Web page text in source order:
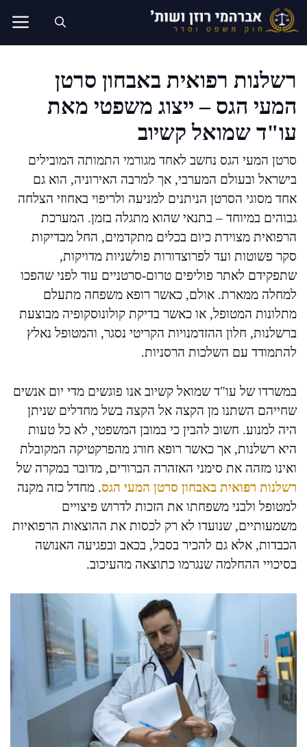
לדלג
לתוכן
רשלנות רפואית באבחון סרטן
המעי הגס – ייצוג משפטי מאת
עו"ד שמואל קשיוב
סרטן המעי הגס נחשב לאחד מגורמי התמותה המובילים
בישראל ובעולם המערבי, אך למרבה האירוניה, הוא גם
אחד מסוגי הסרטן הניתנים למניעה ולריפוי באחוזי הצלחה
גבוהים במיוחד – בתנאי שהוא מתגלה בזמן. המערכת
הרפואית מצוידת כיום בכלים מתקדמים, החל מבדיקות
סקר פשוטות ועד לפרוצדורות פולשניות מדויקות,
שתפקידם לאתר פוליפים טרום-סרטניים עוד לפני שהפכו
למחלה ממארת. אולם, כאשר רופא משפחה מתעלם
מתלונות המטופל, או כאשר בדיקת קולונוסקופיה מבוצעת
ברשלנות, חלון ההזדמנויות הקריטי נסגר, והמטופל נאלץ
להתמודד עם השלכות הרסניות.
במשרדו של עו"ד שמואל קשיוב אנו פוגשים מדי יום אנשים
שחייהם השתנו מן הקצה אל הקצה בשל מחדלים שניתן
היה למנוע. חשוב להבין כי במובן המשפטי, לא כל טעות
היא רשלנות, אך כאשר רופא חורג מהפרקטיקה המקובלת
ואינו מזהה את סימני האזהרה הברורים, מדובר במקרה של
רשלנות רפואית באבחון סרטן המעי הגס. מחדל כזה מקנה
למטופל ולבני משפחתו את הזכות לדרוש פיצויים
משמעותיים, שנועדו לא רק לכסות את ההוצאות הרפואיות
הכבדות, אלא גם להכיר בסבל, בכאב ובפגיעה האנושה
בסיכויי ההחלמה שנגרמו כתוצאה מהעיכוב.